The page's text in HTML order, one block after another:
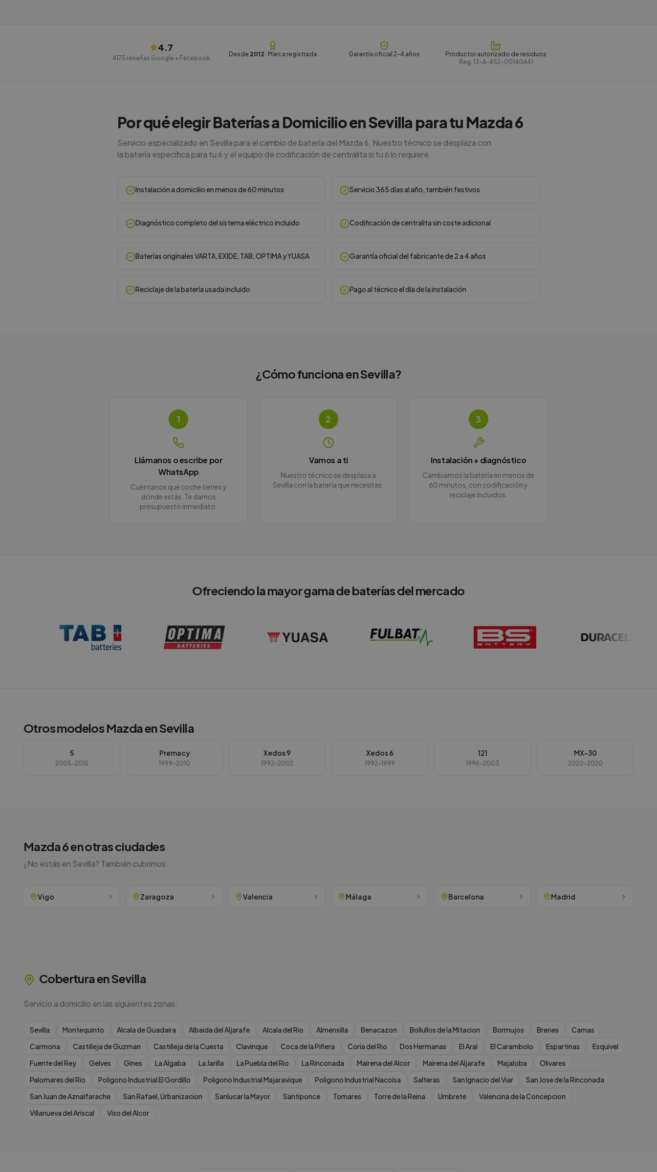
4.7
4175 reseñas Google + Facebook
Desde 2012 · Marca registrada Garantía oficial 2-4 años
Productor autorizado de residuos
Reg. 13-A-452-00140441
Por qué elegir Baterías a Domicilio en Sevilla para tu Mazda 6
Servicio especializado en Sevilla para el cambio de batería del Mazda 6. Nuestro técnico se desplaza con
la batería específica para tu 6 y el equipo de codificación de centralita si tu 6 lo requiere.
Instalación a domicilio en menos de 60 minutos Servicio 365 días al año, también festivos
Diagnóstico completo del sistema eléctrico incluido Codificación de centralita sin coste adicional
Baterías originales VARTA, EXIDE, TAB, OPTIMA y YUASA Garantía oficial del fabricante de 2 a 4 años
Reciclaje de la batería usada incluido Pago al técnico el día de la instalación
¿Cómo funciona enSevilla?
1
Llámanos o escribe por
WhatsApp
Cuéntanos qué coche tienes y
dónde estás. Te damos
presupuesto inmediato.
2
Vamos a ti
Nuestro técnico se desplaza a
Sevilla con la batería que necesitas.
3
Instalación + diagnóstico
Cambiamos la batería en menos de
60 minutos, con codificación y
reciclaje incluidos.
Ofreciendo la mayor gama de baterías del mercado
Otros modelosMazdaenSevilla
5
2005-2015
Premacy
1999-2010
Xedos 9
1992-2002
Xedos 6
1992-1999
121
1996-2003
MX-30
2020-2020
Mazda6en otras ciudades
¿No estás en Sevilla? También cubrimos:
Vigo Zaragoza Valencia Málaga Barcelona Madrid
Cobertura enSevilla
Servicio a domicilio en las siguientes zonas:
Sevilla Montequinto Alcala de Guadaira Albaida del Aljarafe Alcala del Rio Almensilla Benacazon Bollullos de la Mitacion Bormujos Brenes
Camas
Carmona
Castilleja de Guzman Castilleja de la Cuesta Clavinque Coca de la Piñera Coria del Rio Dos Hermanas El Aral El Carambolo Espartinas
Esquivel
Fuente del Rey
Gelves Gines La Algaba La Jarilla La Puebla del Rio La Rinconada Mairena del Alcor Mairena del Aljarafe Majaloba
Olivares
Palomares del Rio
Poligono Industrial El Gordillo Poligono Industrial Majaravique Poligono Industrial Nacoisa Salteras San Ignacio del Viar
San Jose de la Rinconada
San Juan de Aznalfarache
San Rafael, Urbanizacion Sanlucar la Mayor Santiponce Tomares Torre de la Reina Umbrete
Valencina de la Concepcion
Villanueva del Ariscal
Viso del Alcor